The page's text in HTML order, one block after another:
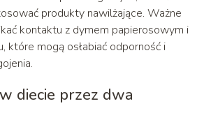
produkty nawilżające. Ważne
kontaktu z dymem papierosowym i
które mogą osłabiać odporność i
diecie przez dwa